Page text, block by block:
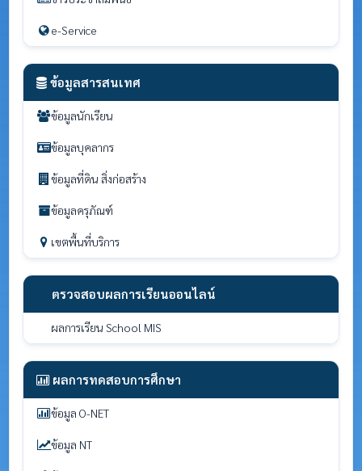
e-Service
ข้อมูลสารสนเทศ
ข้อมูลนักเรียน
ข้อมูลบุคลากร
ข้อมูลที่ดิน สิ่งก่อสร้าง
ข้อมูลครุภัณฑ์
เขตพื้นที่บริการ
ตรวจสอบผลการเรียนออนไลน์
ผลการเรียน School MIS
ผลการทดสอบการศึกษา
ข้อมูล O-NET
ข้อมูล NT